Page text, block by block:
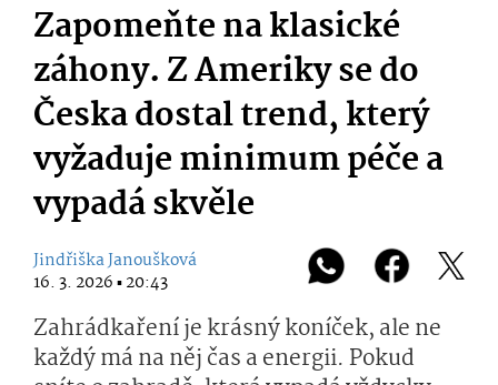
Zapomeňte na klasické
záhony. Z Ameriky se do
Česka dostal trend, který
vyžaduje minimum péče a
vypadá skvěle
Jindřiška Janoušková
16. 3. 2026 ▪ 20:43
Zahrádkaření je krásný koníček, ale ne
každý má na něj čas a energii. Pokud